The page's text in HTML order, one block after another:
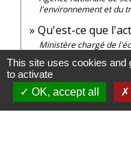
l'environnement et du
Qu'est-ce que
Ministère chargé de
This site uses cookies and
to activate
OK, accept all